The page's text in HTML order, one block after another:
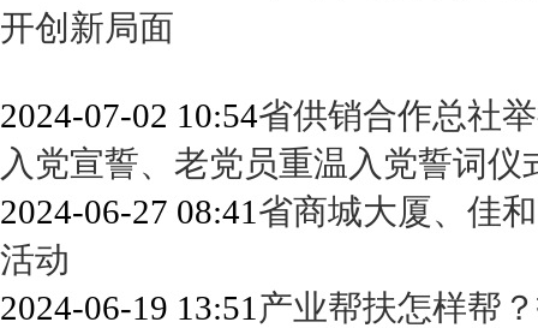
开创新局面
2024-07-02 10:54省供销合作总社
入党宣誓、老党员重温入党誓词仪
2024-06-27 08:41 省商城大厦、佳
活动
2024-06-19 13:51 产业帮扶怎样帮